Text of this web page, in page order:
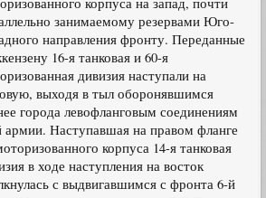
занимаемому резервами Юго-
направления фронту. Переданные
16-я танковая и 60-я
дивизия наступали на
выходя в тыл оборонявшимся
города левофланговым соединениям
армии. Наступавшая на правом фланге
корпуса 14-я танковая
в ходе наступления на восток
с выдвигавшимся с фронта 6-й